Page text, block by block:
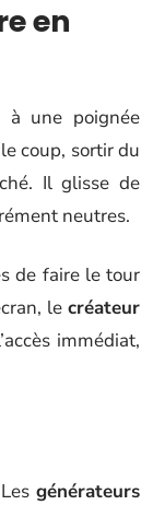
en
à une poignée
coup, sortir du
Il glisse de
neutres.
de faire le tour
lecréateur
immédiat,
générateurs